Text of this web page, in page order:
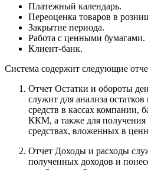
Платежный календарь.
Переоценка товаров в
Закрытие периода.
Работа с ценными бумагами.
Клиент-банк.
Система содержит следующие
Отчет Остатки и обороты
служит для анализа
средств в кассах компании,
ККМ, а также для
средствах, вложенных в
Отчет Доходы и расходы
полученных доходов и